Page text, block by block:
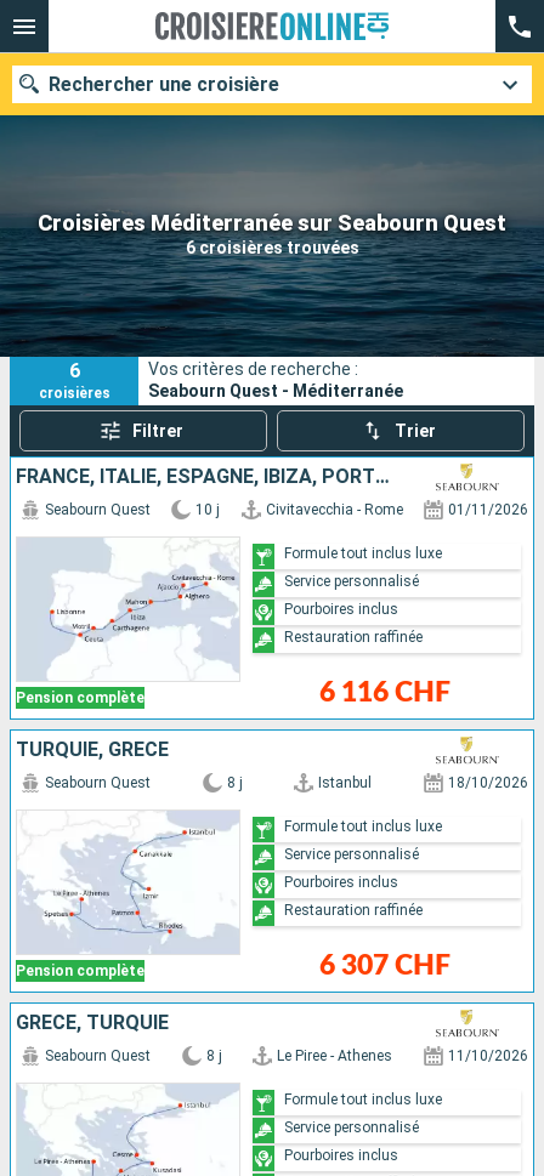
Croisières Méditerranée sur Seabourn Quest
6 croisières trouvées
Rechercher une croisière
Nos destinations
Mois de départ
Ports Compagnies
Rechercher
6
croisières
Vos critères de recherche :
Seabourn Quest - Méditerranée
Filtrer Trier
FRANCE, ITALIE, ESPAGNE, IBIZA, PORTUGAL
Pension complète
Seabourn Quest 10 j Civitavecchia - Rome 01/11/2026
6 116 CHF
Formule tout inclus luxe
Service personnalisé
Pourboires inclus
Restauration raffinée
TURQUIE, GRÈCE
Pension complète
Seabourn Quest 8 j Istanbul 18/10/2026
6 307 CHF
Formule tout inclus luxe
Service personnalisé
Pourboires inclus
Restauration raffinée
GRÈCE, TURQUIE
Seabourn Quest 8 j Le Piree - Athenes 11/10/2026
Formule tout inclus luxe
Service personnalisé
Pourboires inclus